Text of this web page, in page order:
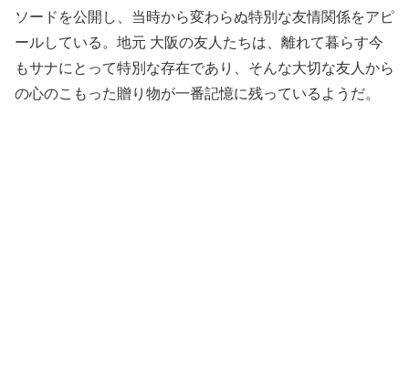
ソードを公開し、当時から変わらぬ特別な友情関係をアピ
ールしている。地元 大阪の友人たちは、離れて暮らす今
もサナにとって特別な存在であり、そんな大切な友人から
の心のこもった贈り物が一番記憶に残っているようだ。